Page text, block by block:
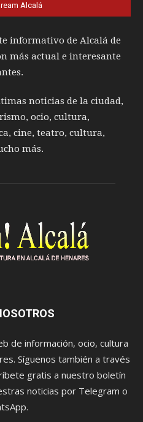
Alcalá
informativo de Alcalá de
más actual e interesante
noticias de la ciudad,
ocio, cultura,
cine, teatro, cultura,
más.
de información, ocio, cultura
Síguenos también a través
gratis a nuestro boletín
noticias por Telegram o